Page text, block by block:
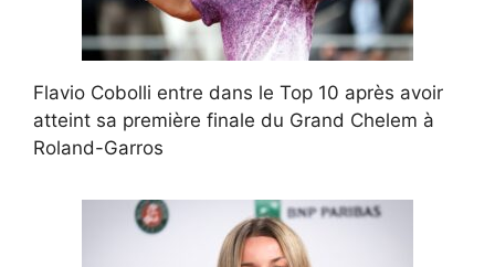
Flavio Cobolli entre dans le Top 10 après avoir
atteint sa première finale du Grand Chelem à
Roland-Garros